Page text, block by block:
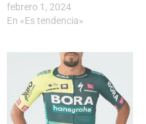
febrero 1, 2024
En «Es tendencia»